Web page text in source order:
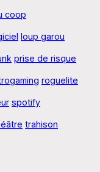
coop
loup garou
prise de risque
roguelite
spotify
trahison